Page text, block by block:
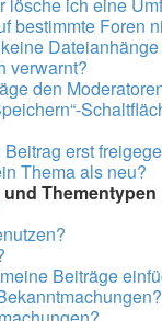
bestimmte Foren
verwarnt?
den
erst
Thema als neu?
Thementypen
Beiträge